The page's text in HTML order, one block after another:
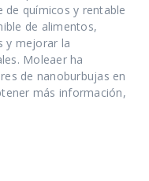
de químicos y rentable
de alimentos,
y mejorar la
Moleaer ha
de nanoburbujas en
más información,